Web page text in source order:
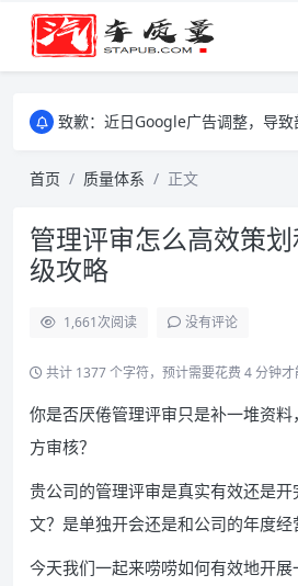
致歉：近日Google广告调整，导致部分广告遮挡页面，严重影响大家访问体
致歉：近日Google广告调整，导致部分广告遮挡页面，严重影响大家访问体
首页 质量体系 正文
管理评审怎么高效策
级攻略
1,661次阅读 没有评论
共计 1377 个字符，预计需要花费 4 分钟才
你是否厌倦管理评审只是补一堆资
方审核？
贵公司的管理评审是真实有效还是
文？是单独开会还是和公司的年度经
今天我们一起来唠唠如何有效地开展